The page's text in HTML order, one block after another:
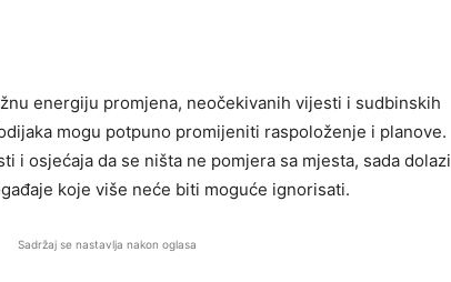
energiju promjena, neočekivanih vijesti i sudbinskih
mogu potpuno promijeniti raspoloženje i planove.
i osjećaja da se ništa ne pomjera sa mjesta, sada dolazi
koje više neće biti moguće ignorisati.
Sadržaj se nastavlja nakon oglasa